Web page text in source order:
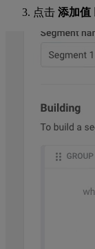
点击 添加值